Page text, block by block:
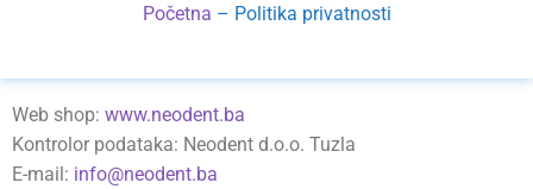
Početna – Politika privatnosti
Web shop: www.neodent.ba
Kontrolor podataka: Neodent d.o.o. Tuzla
E-mail: info@neodent.ba